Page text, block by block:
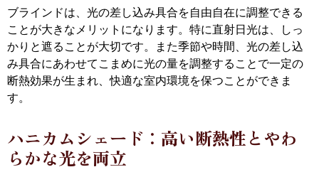
ブラインドは、光の差し込み具合を自由自在に調整できる
ことが大きなメリットになります。特に直射日光は、しっ
かりと遮ることが大切です。また季節や時間、光の差し込
み具合にあわせてこまめに光の量を調整することで一定の
断熱効果が生まれ、快適な室内環境を保つことができま
す。
ハニカムシェード：高い断熱性とやわ
らかな光を両立